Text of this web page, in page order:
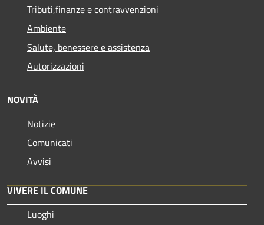
Tributi,finanze e contravvenzioni
Ambiente
Salute, benessere e assistenza
Autorizzazioni
NOVITÀ
Notizie
Comunicati
Avvisi
VIVERE IL COMUNE
Luoghi